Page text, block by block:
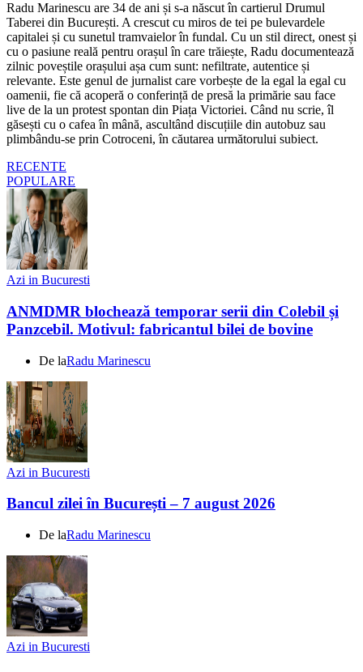
Radu Marinescu are 34 de ani și s-a născut în cartierul Drumul
Taberei din București. A crescut cu miros de tei pe bulevardele
capitalei și cu sunetul tramvaielor în fundal. Cu un stil direct, onest și
cu o pasiune reală pentru orașul în care trăiește, Radu documentează
zilnic poveștile orașului așa cum sunt: nefiltrate, autentice și
relevante. Este genul de jurnalist care vorbește de la egal la egal cu
oamenii, fie că acoperă o conferință de presă la primărie sau face
live de la un protest spontan din Piața Victoriei. Când nu scrie, îl
găsești cu o cafea în mână, ascultând discuțiile din autobuz sau
plimbându-se prin Cotroceni, în căutarea următorului subiect.
RECENTE
POPULARE
Azi in Bucuresti
ANMDMR blochează temporar serii din Colebil și
Panzcebil. Motivul: fabricantul bilei de bovine
De laRadu Marinescu
Azi in Bucuresti
Bancul zilei în București – 7 august 2026
De laRadu Marinescu
Azi in Bucuresti